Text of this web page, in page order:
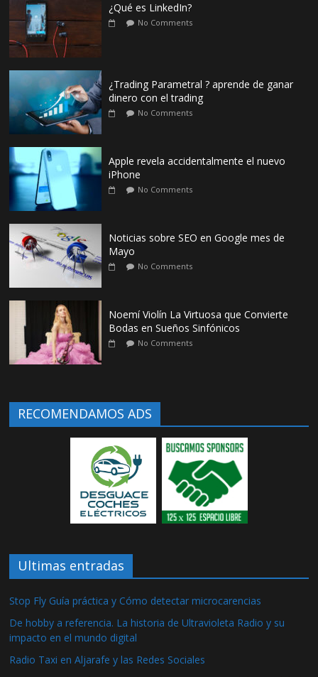
¿Qué es LinkedIn?
No Comments
¿Trading Parametral ? aprende de ganar
dinero con el trading
No Comments
Apple revela accidentalmente el nuevo
iPhone
No Comments
Noticias sobre SEO en Google mes de
Mayo
No Comments
Noemí Violín La Virtuosa que Convierte
Bodas en Sueños Sinfónicos
No Comments
RECOMENDAMOS ADS
Ultimas entradas
Stop Fly Guía práctica y Cómo detectar microcarencias
De hobby a referencia. La historia de Ultravioleta Radio y su
impacto en el mundo digital
Radio Taxi en Aljarafe y las Redes Sociales